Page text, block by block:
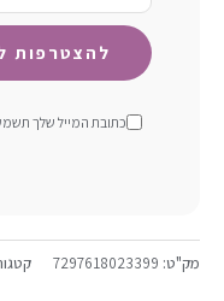
כתובת המייל שלך
מק"ט: 7297618023399